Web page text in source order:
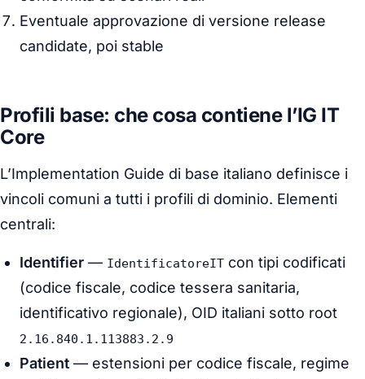
Eventuale approvazione di versione release
candidate, poi stable
Profili base: che cosa contiene l’IG IT
Core
L’Implementation Guide di base italiano definisce i
vincoli comuni a tutti i profili di dominio. Elementi
centrali:
Identifier — IdentificatoreIT con tipi codificati
(codice fiscale, codice tessera sanitaria,
identificativo regionale), OID italiani sotto root
2.16.840.1.113883.2.9
Patient — estensioni per codice fiscale, regime